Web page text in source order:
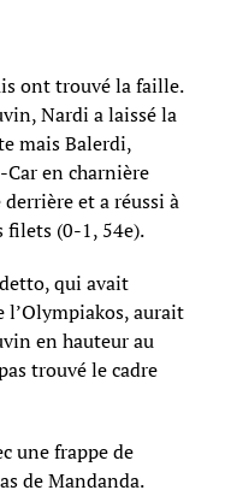
ont trouvé la faille.
Nardi a laissé la
mais Balerdi,
en charnière
et a réussi à
filets (0-1, 54e).
qui avait
l’Olympiakos, aurait
en hauteur au
trouvé le cadre
une frappe de
de Mandanda.